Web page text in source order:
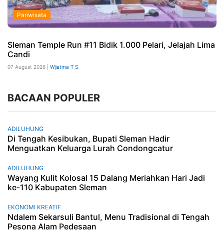
Pariwisata
Sleman Temple Run #11 Bidik 1.000 Pelari, Jelajah Lima
Candi
07 August 2026 | Wijatma T S
BACAAN POPULER
ADILUHUNG
Di Tengah Kesibukan, Bupati Sleman Hadir
Menguatkan Keluarga Lurah Condongcatur
ADILUHUNG
Wayang Kulit Kolosal 15 Dalang Meriahkan Hari Jadi
ke-110 Kabupaten Sleman
EKONOMI KREATIF
Ndalem Sekarsuli Bantul, Menu Tradisional di Tengah
Pesona Alam Pedesaan